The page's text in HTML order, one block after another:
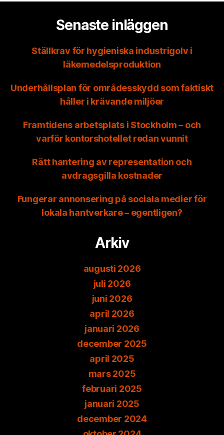
Senaste inläggen
Ställkrav för hygieniska industrigolv i
läkemedelsproduktion
Underhållsplan för områdesskydd som faktiskt
håller i krävande miljöer
Framtidens arbetsplats i Stockholm – och
varför kontorshotellet redan vunnit
Rätt hantering av representation och
avdragsgilla kostnader
Fungerar annonsering på sociala medier för
lokala hantverkare – egentligen?
Arkiv
augusti 2026
juli 2026
juni 2026
april 2026
januari 2026
december 2025
april 2025
mars 2025
februari 2025
januari 2025
december 2024